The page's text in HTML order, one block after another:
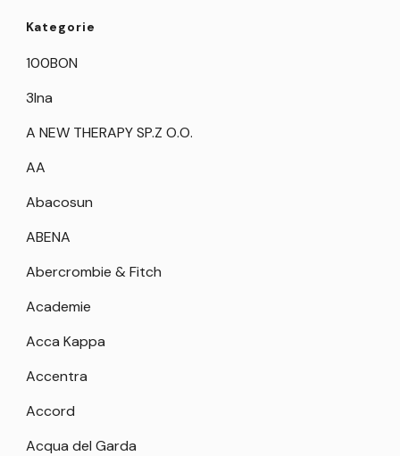
Kategorie
100BON
3Ina
A NEW THERAPY SP.Z O.O.
AA
Abacosun
ABENA
Abercrombie & Fitch
Academie
Acca Kappa
Accentra
Accord
Acqua del Garda